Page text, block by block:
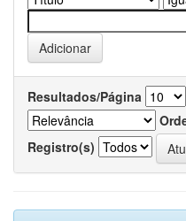
Resultados/Página
Registro(s)